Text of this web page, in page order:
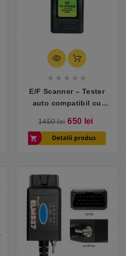
    
E/F Scanner – Tester
auto compatibil cu
1450 lei 650 lei
baza